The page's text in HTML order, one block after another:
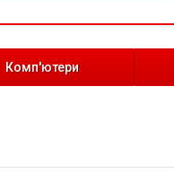
Комп'ютери